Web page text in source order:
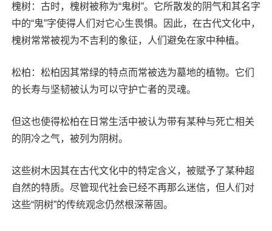
槐树：古时，槐树被称为“鬼树”。它所散发的阴气和其名字
中的“鬼”字使得人们对它心生畏惧。因此，在古代文化中，
槐树常常被视为不吉利的象征，人们避免在家中种植。
松柏：松柏因其常绿的特点而常被选为墓地的植物。它们
的长寿与坚韧被认为可以守护亡者的灵魂。
但这也使得松柏在日常生活中被认为带有某种与死亡相关
的阴冷之气，被列为阴树。
这些树木因其在古代文化中的特定含义，被赋予了某种超
自然的特质。尽管现代社会已经不再那么迷信，但人们对
这些“阴树”的传统观念仍然根深蒂固。